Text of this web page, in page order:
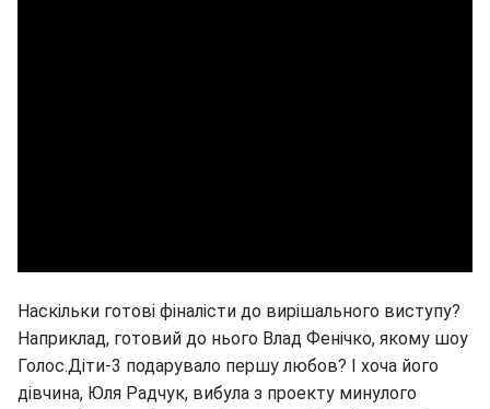
Наскільки готові фіналісти до вирішального виступу?
Наприклад, готовий до нього Влад Фенічко, якому шоу
Голос.Діти-3 подарувало першу любов? І хоча його
дівчина, Юля Радчук, вибула з проекту минулого